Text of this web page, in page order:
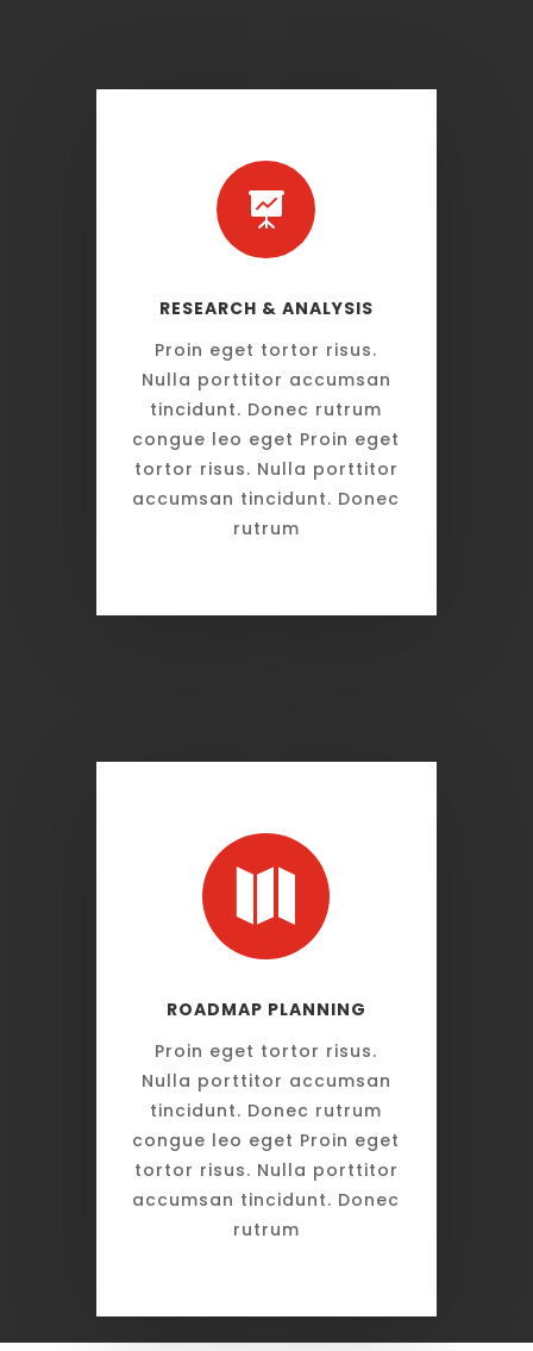

RESEARCH & ANALYSIS
Proin eget tortor risus.
Nulla porttitor accumsan
tincidunt. Donec rutrum
congue leo eget Proin eget
tortor risus. Nulla porttitor
accumsan tincidunt. Donec
rutrum

ROADMAP PLANNING
Proin eget tortor risus.
Nulla porttitor accumsan
tincidunt. Donec rutrum
congue leo eget Proin eget
tortor risus. Nulla porttitor
accumsan tincidunt. Donec
rutrum